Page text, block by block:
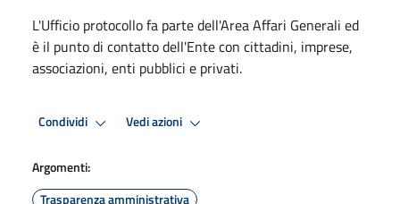
L'Ufficio protocollo fa parte dell'Area Affari Generali ed
è il punto di contatto dell'Ente con cittadini, imprese,
associazioni, enti pubblici e privati.
Condividi Vedi azioni
Argomenti:
Trasparenza amministrativa